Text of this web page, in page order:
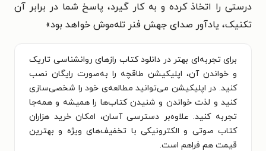
درستی را اتخاذ کرده و به کار گیرد، پاسخ شما در برابر آن
تکنیک، یادآور صدای جهش فنر تله‌موش خواهد بود»
برای تجربه‌ای بهتر در دانلود کتاب رازهای روانشناسی تاریک
و خواندن آن، اپلیکیشن طاقچه را به‌صورت رایگان نصب
کنید. در اپلیکیشن می‌توانید مطالعه‌ی خود را شخصی‌سازی
کنید و لذت خواندن و شنیدن کتاب‌ها را همیشه و همه‌جا
تجربه کنید. علاوه‌بر دسترسی آسان، امکان خرید هزاران
کتاب صوتی و الکترونیکی با تخفیف‌های ویژه و بهترین
قیمت هم فراهم است.